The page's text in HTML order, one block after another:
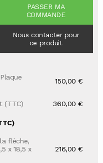
PASSER MA
COMMANDE
Nous contacter pour
ce produit
150,00 €
(TTC) 360,00 €
flèche,
x 18,5 x
216,00 €